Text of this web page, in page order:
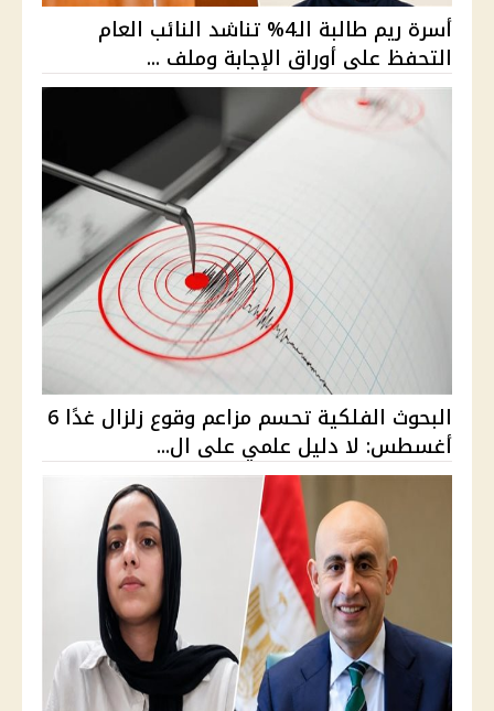
أسرة ريم طالبة الـ4% تناشد النائب العام
التحفظ على أوراق الإجابة وملف ...
البحوث الفلكية تحسم مزاعم وقوع زلزال غدًا 6
أغسطس: لا دليل علمي على ال...